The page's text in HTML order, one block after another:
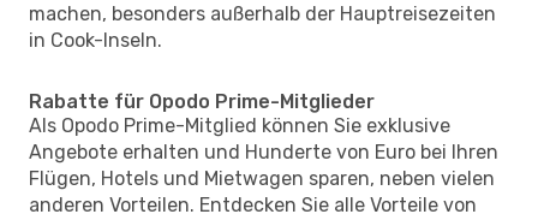
machen, besonders außerhalb der Hauptreisezeiten
in Cook-Inseln.
Rabatte für Opodo Prime-Mitglieder
Als Opodo Prime-Mitglied können Sie exklusive
Angebote erhalten und Hunderte von Euro bei Ihren
Flügen, Hotels und Mietwagen sparen, neben vielen
anderen Vorteilen. Entdecken Sie alle Vorteile von